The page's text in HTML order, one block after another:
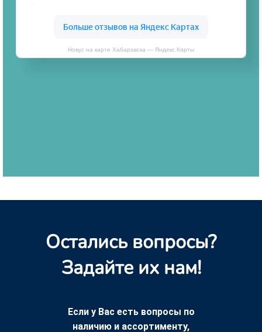
Новус на карте Хабаровска — Яндекс Карты
Остались вопросы?
Задайте их нам!
Если у Вас есть вопросы по
наличию и ассортименту,